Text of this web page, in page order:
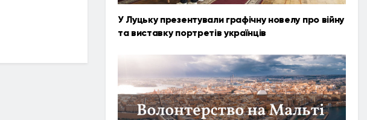
У Луцьку презентували графічну новелу про війну
та виставку портретів українців